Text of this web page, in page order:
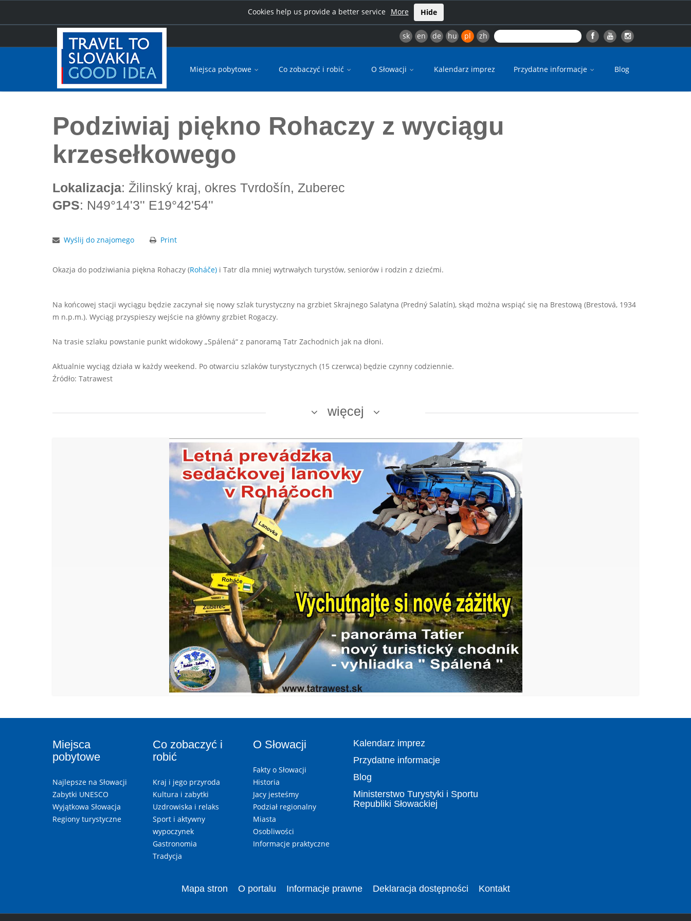
Cookies help us provide a better service More Hide
sk en de hu pl zh
Miejsca pobytowe Co zobaczyć i robić O Słowacji Kalendarz imprez Przydatne informacje Blog
Home Podziwiaj piękno Rohaczy z wyciągu krzesełkowego
Podziwiaj piękno Rohaczy z wyciągu
krzesełkowego
Lokalizacja: Žilinský kraj, okres Tvrdošín, Zuberec
GPS: N49°14'3'' E19°42'54''
Wyślij do znajomego Print
Okazja do podziwiania piękna Rohaczy (Roháče) i Tatr dla mniej wytrwałych turystów, seniorów i rodzin z dziećmi.
Na końcowej stacji wyciągu będzie zaczynał się nowy szlak turystyczny na grzbiet Skrajnego Salatyna (Predný Salatín), skąd można wspiąć się na Brestową (Brestová, 1934
m n.p.m.). Wyciąg przyspieszy wejście na główny grzbiet Rogaczy.
Na trasie szlaku powstanie punkt widokowy „Spálená“ z panoramą Tatr Zachodnich jak na dłoni.
Aktualnie wyciąg działa w każdy weekend. Po otwarciu szlaków turystycznych (15 czerwca) będzie czynny codziennie.
Źródło: Tatrawest
więcej
Miejsca
pobytowe
Najlepsze na Słowacji
Zabytki UNESCO
Wyjątkowa Słowacja
Regiony turystyczne
Co zobaczyć i
robić
Kraj i jego przyroda
Kultura i zabytki
Uzdrowiska i relaks
Sport i aktywny
wypoczynek
Gastronomia
Tradycja
O Słowacji
Fakty o Słowacji
Historia
Jacy jesteśmy
Podział regionalny
Miasta
Osobliwości
Informacje praktyczne
Kalendarz imprez
Przydatne informacje
Blog
Ministerstwo Turystyki i Sportu
Republiki Słowackiej
Mapa stron O portalu Informacje prawne Deklaracja dostępności Kontakt